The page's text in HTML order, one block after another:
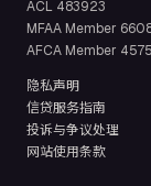
ACL 483923
MFAA Member
AFCA Member
隐私声明
信贷服务指南
投诉与争议处理
网站使用条款